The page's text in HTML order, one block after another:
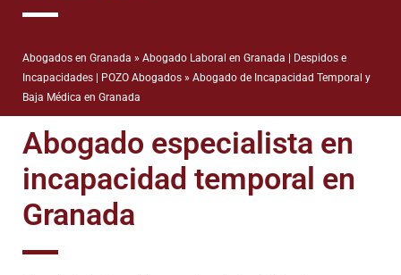
Abogados en Granada » Abogado Laboral en Granada | Despidos e
Incapacidades | POZO Abogados » Abogado de Incapacidad Temporal y
Baja Médica en Granada
Abogado especialista en
incapacidad temporal en
Granada